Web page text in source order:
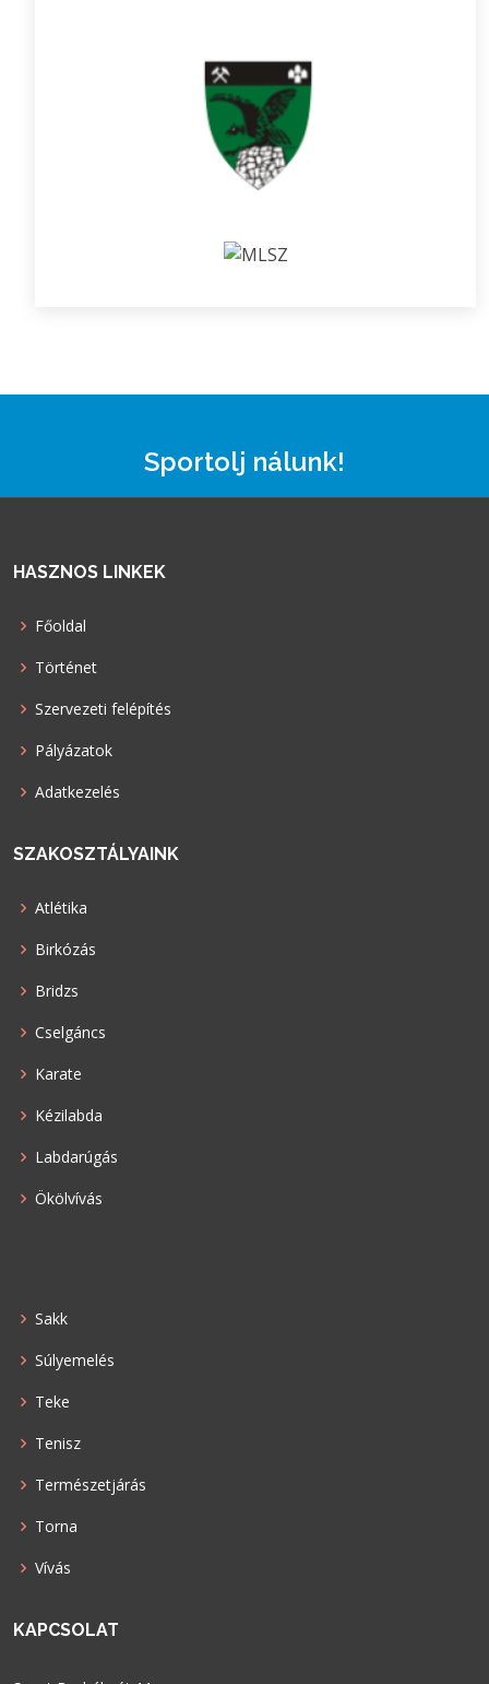
Sportolj nálunk!
HASZNOS LINKEK
Főoldal
Történet
Szervezeti felépítés
Pályázatok
Adatkezelés
SZAKOSZTÁLYAINK
Atlétika
Birkózás
Bridzs
Cselgáncs
Karate
Kézilabda
Labdarúgás
Ökölvívás
Sakk
Súlyemelés
Teke
Tenisz
Természetjárás
Torna
Vívás
KAPCSOLAT